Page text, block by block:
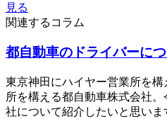
見る
関連するコラム
都自動車のドライバーに
東京神田にハイヤー営業所を
所を構える都自動車株式会社
社について紹介したいと思い